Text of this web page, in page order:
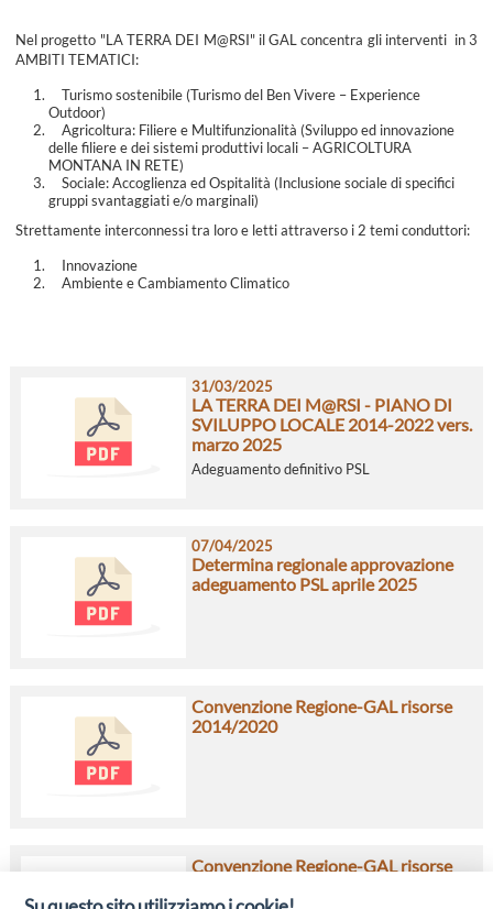
Nel progetto "LA TERRA DEI M@RSI" il GAL concentra gli interventi in 3
AMBITI TEMATICI:
Turismo sostenibile (Turismo del Ben Vivere – Experience
Outdoor)
Agricoltura: Filiere e Multifunzionalità (Sviluppo ed innovazione
delle filiere e dei sistemi produttivi locali – AGRICOLTURA
MONTANA IN RETE)
Sociale: Accoglienza ed Ospitalità (Inclusione sociale di specifici
gruppi svantaggiati e/o marginali)
Strettamente interconnessi tra loro e letti attraverso i 2 temi conduttori:
Innovazione
Ambiente e Cambiamento Climatico
31/03/2025
LA TERRA DEI M@RSI - PIANO DI
SVILUPPO LOCALE 2014-2022 vers.
marzo 2025
Adeguamento definitivo PSL
07/04/2025
Determina regionale approvazione
adeguamento PSL aprile 2025
Convenzione Regione-GAL risorse
2014/2020
Convenzione Regione-GAL risorse